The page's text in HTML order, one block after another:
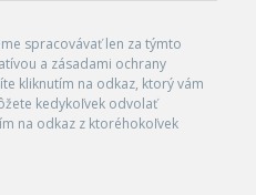
spracovávať len za týmto
a zásadami ochrany
kliknutím na odkaz, ktorý vám
kedykoľvek odvolať
na odkaz z ktoréhokoľvek